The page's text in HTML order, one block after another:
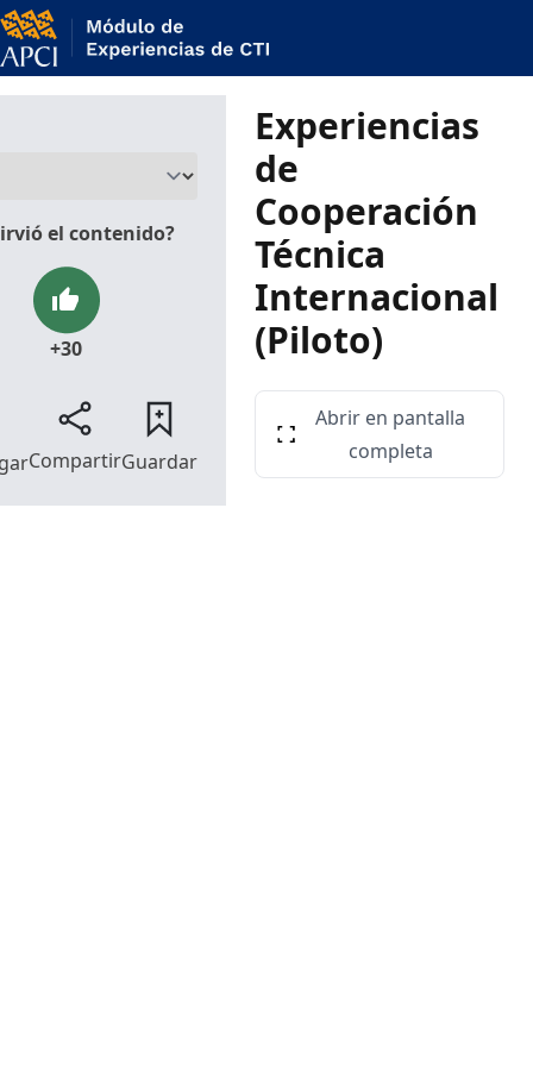
Skip to content
Experiencias
de
Cooperación
Técnica
Internacional
(Piloto)
Abrir en pantalla
completa
el contenido?
+30
CompartirGuardar